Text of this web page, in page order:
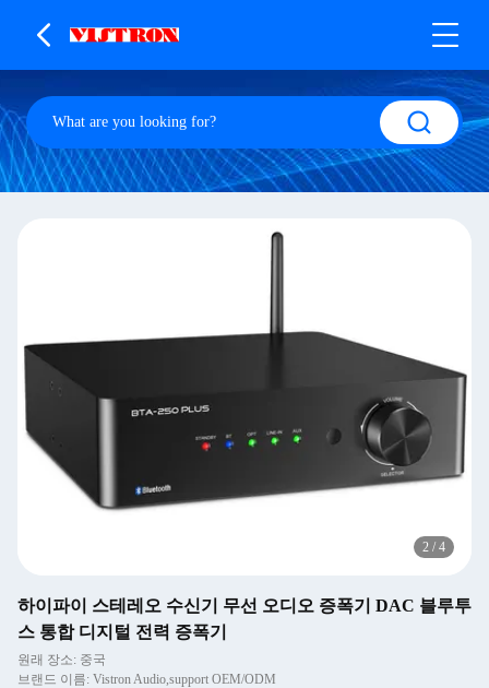
2 / 4
하이파이 스테레오 수신기 무선 오디오 증폭기 DAC 블루투
스 통합 디지털 전력 증폭기
원래 장소: 중국
브랜드 이름: Vistron Audio,support OEM/ODM